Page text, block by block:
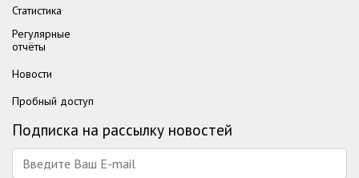
Статистика
Регулярные
отчёты
Новости
Пробный доступ
Подписка на рассылку новостей